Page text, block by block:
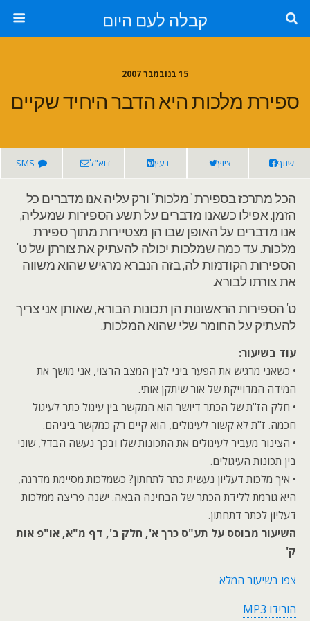
קבלה לעם היום
15 בנובמבר 2007
ספירת מלכות היא הדבר היחיד שקיים
שתף ציוץ נעץ דוא"ל SMS
הכל מתרכז בספירת "מלכות" ורק עליה אנו מדברים כל
הזמן. אפילו כשאנו מדברים על תשע הספירות שמעליה,
אנו מדברים על האופן שבו הן מצטיירות מתוך ספירת
מלכות. עד כמה שמלכות יכולה להעתיק את צורתן של ט'
הספירות הקודמות לה, בזה הנברא מרגיש שהוא משווה
את צורתו לבורא.
ט' הספירות הראשונות הן תכונות הבורא, שאותן אני צריך
להעתיק על החומר שלי שהוא המלכות.
עוד בשיעור:
• כשאני מרגיש את הפער ביני לבין המצב הרצוי, אני מושך את
המידה המדוייקת של אור שיתקן אותי.
• חלק הז"ת של הכתר דיושר הוא המקשר בין עיגול כתר לעיגול
חכמה. ז"ת לא קשור לעיגולים, הוא קיים רק כמקשר ביניהם.
• הצינור מעביר לעיגולים את התכונות שלו ובכך נעשה הבדל, שוני
בין תכונות העיגולים.
• איך מלכות דעליון נעשית כתר לתחתון? כשמלכות מסיימת מדרגה,
היא גורמת ללידת הכתר של הבחינה הבאה. ישנה פריצה ממלכות
דעליון לכתר דתחתון.
השיעור מבוסס על תע"ס כרך א', חלק ב', דף מ"א, או"פ אות
ק'
צפו בשיעור המלא
הורידו MP3